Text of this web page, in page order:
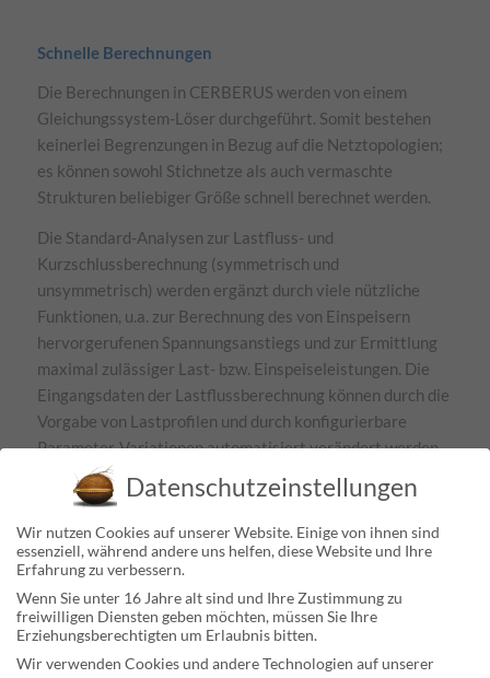
Schnelle Berechnungen
Die Berechnungen in CERBERUS werden von einem
Gleichungssystem-Löser durchgeführt. Somit bestehen
keinerlei Begrenzungen in Bezug auf die Netztopologien;
es können sowohl Stichnetze als auch vermaschte
Strukturen beliebiger Größe schnell berechnet werden.
Die Standard-Analysen zur Lastfluss- und
Kurzschlussberechnung (symmetrisch und
unsymmetrisch) werden ergänzt durch viele nützliche
Funktionen, u.a. zur Berechnung des von Einspeisern
hervorgerufenen Spannungsanstiegs und zur Ermittlung
maximal zulässiger Last- bzw. Einspeiseleistungen. Die
Eingangsdaten der Lastflussberechnung können durch die
Vorgabe von Lastprofilen und durch konfigurierbare
Parameter-Variationen automatisiert verändert werden.
Darüber hinaus sind in CERBERUS Berechnungen zu
Netzrückwirkungen (Schaltspannungen, Flicker,
Oberschwingungen) möglich.
Datenschutzeinstellungen
Wir nutzen Cookies auf unserer Website. Einige von ihnen sind
essenziell, während andere uns helfen, diese Website und Ihre
Erfahrung zu verbessern.
Wenn Sie unter 16 Jahre alt sind und Ihre Zustimmung zu
freiwilligen Diensten geben möchten, müssen Sie Ihre
Erziehungsberechtigten um Erlaubnis bitten.
Wir verwenden Cookies und andere Technologien auf unserer